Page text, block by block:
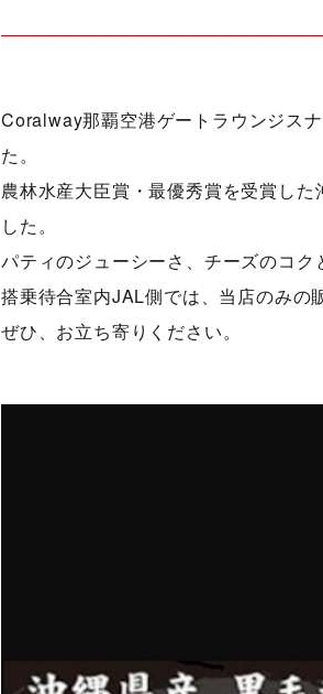
Coralway那覇空港ゲートラウンジス
た。
農林水産大臣賞・最優秀賞を受賞した
した。
パティのジューシーさ、チーズのコク
搭乗待合室内JAL側では、当店のみの
ぜひ、お立ち寄りください。